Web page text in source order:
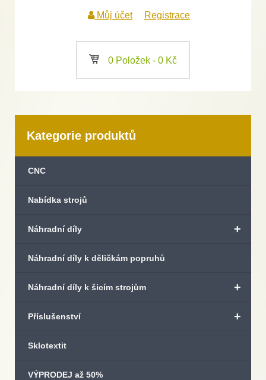
Můj účet Registrace
a 0 Položek - 0 Kč
Kategorie produktů
CNC
Nabídka strojů
+
Náhradní díly
Náhradní díly k děličkám popruhů
+
Náhradní díly k šicím strojům
+
Příslušenství
Sklotextit
VÝPRODEJ až 50%